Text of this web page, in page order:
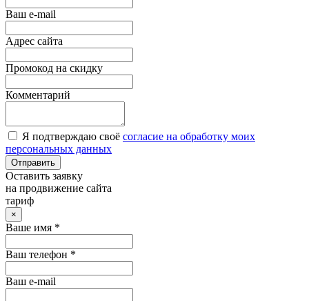
Ваш e-mail
Адрес сайта
Промокод на скидку
Комментарий
Я подтверждаю своё согласие на обработку моих
персональных данных
Отправить
Оставить заявку
на продвижение сайта
тариф
×
Ваше имя *
Ваш телефон *
Ваш e-mail